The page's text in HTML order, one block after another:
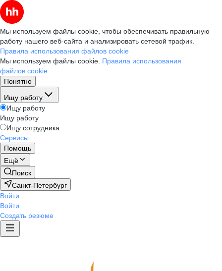
Мы используем файлы cookie, чтобы обеспечивать правильную
работу нашего веб-сайта и анализировать сетевой трафик.
Правила использования файлов cookie
Мы используем файлы cookie. Правила использования
файлов cookie
Понятно
Ищу работу
Ищу работу
Ищу работу
Ищу сотрудника
Сервисы
Помощь
Ещё
Поиск
Санкт-Петербург
Войти
Войти
Создать резюме